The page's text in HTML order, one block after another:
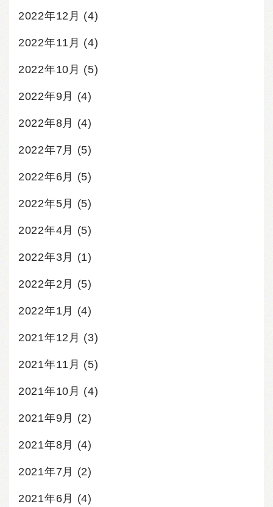
2022年12月 (4)
2022年11月 (4)
2022年10月 (5)
2022年9月 (4)
2022年8月 (4)
2022年7月 (5)
2022年6月 (5)
2022年5月 (5)
2022年4月 (5)
2022年3月 (1)
2022年2月 (5)
2022年1月 (4)
2021年12月 (3)
2021年11月 (5)
2021年10月 (4)
2021年9月 (2)
2021年8月 (4)
2021年7月 (2)
2021年6月 (4)